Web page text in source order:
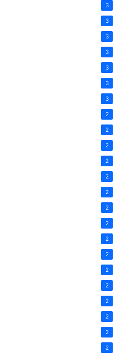
3
3
3
3
3
3
3
2
2
2
2
2
2
2
2
2
2
2
2
2
2
2
2